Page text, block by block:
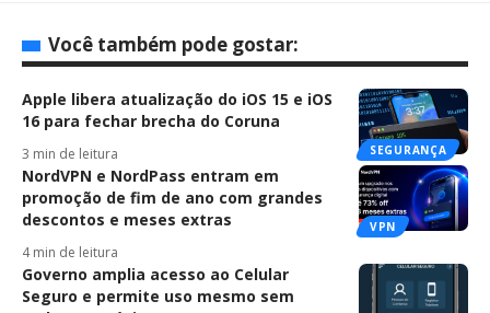
Você também pode gostar:
SEGURANÇA
Apple libera atualização do iOS 15 e iOS
16 para fechar brecha do Coruna
3 min de leitura
VPN
NordVPN e NordPass entram em
promoção de fim de ano com grandes
descontos e meses extras
4 min de leitura
Governo amplia acesso ao Celular
Seguro e permite uso mesmo sem